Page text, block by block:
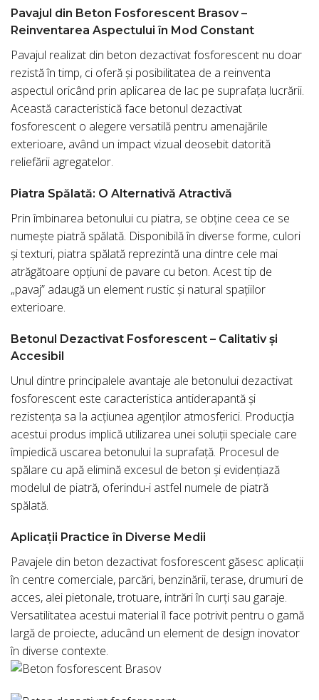
Pavajul din Beton Fosforescent Brasov –
Reinventarea Aspectului în Mod Constant
Pavajul realizat din beton dezactivat fosforescent nu doar
rezistă în timp, ci oferă și posibilitatea de a reinventa
aspectul oricând prin aplicarea de lac pe suprafața lucrării.
Această caracteristică face betonul dezactivat
fosforescent o alegere versatilă pentru amenajările
exterioare, având un impact vizual deosebit datorită
reliefării agregatelor.
Piatra Spălată: O Alternativă Atractivă
Prin îmbinarea betonului cu piatra, se obține ceea ce se
numește piatră spălată. Disponibilă în diverse forme, culori
și texturi, piatra spălată reprezintă una dintre cele mai
atrăgătoare opțiuni de pavare cu beton. Acest tip de
„pavaj” adaugă un element rustic și natural spațiilor
exterioare.
Betonul Dezactivat Fosforescent – Calitativ și
Accesibil
Unul dintre principalele avantaje ale betonului dezactivat
fosforescent este caracteristica antiderapantă și
rezistența sa la acțiunea agenților atmosferici. Producția
acestui produs implică utilizarea unei soluții speciale care
împiedică uscarea betonului la suprafață. Procesul de
spălare cu apă elimină excesul de beton și evidențiază
modelul de piatră, oferindu-i astfel numele de piatră
spălată.
Aplicații Practice în Diverse Medii
Pavajele din beton dezactivat fosforescent găsesc aplicații
în centre comerciale, parcări, benzinării, terase, drumuri de
acces, alei pietonale, trotuare, intrări în curți sau garaje.
Versatilitatea acestui material îl face potrivit pentru o gamă
largă de proiecte, aducând un element de design inovator
în diverse contexte.